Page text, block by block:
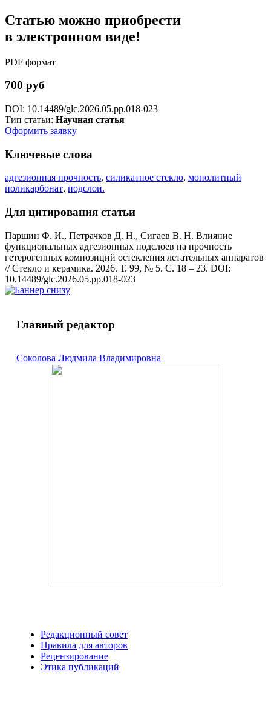
Статью можно приобрести
в электронном виде!
PDF формат
700 руб
DOI: 10.14489/glc.2026.05.pp.018-023
Тип статьи: Научная статья
Оформить заявку
Ключевые слова
адгезионная прочность, силикатное стекло, монолитный
поликарбонат, подслои.
Для цитирования статьи
Паршин Ф. И., Петрачков Д. Н., Сигаев В. Н. Влияние
функциональных адгезионных подслоев на прочность
гетерогенных композиций остекления летательных аппаратов
// Стекло и керамика. 2026. Т. 99, № 5. С. 18 – 23. DOI:
10.14489/glc.2026.05.pp.018-023
Главный редактор
Соколова Людмила Владимировна
Редакционный совет
Правила для авторов
Рецензирование
Этика публикаций